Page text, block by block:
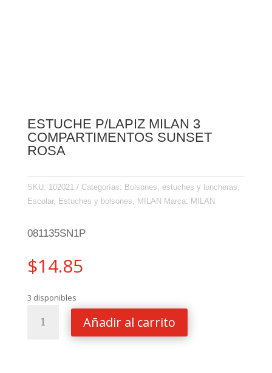
ESTUCHE P/LAPIZ MILAN 3
COMPARTIMENTOS SUNSET
ROSA
SKU: 102021 Categorías: Bolsones, estuches y loncheras,
Escolar, Estuches y bolsones, MILAN Marca: MILAN
081135SN1P
$14.85
3 disponibles
P/LAPIZ
Añadir al carrito